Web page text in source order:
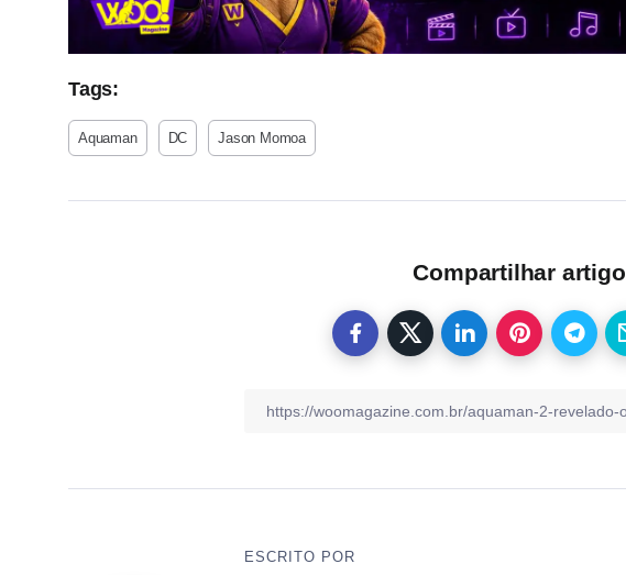
Tags:
Aquaman DC Jason Momoa
Compartilhar artigo
ESCRITO POR